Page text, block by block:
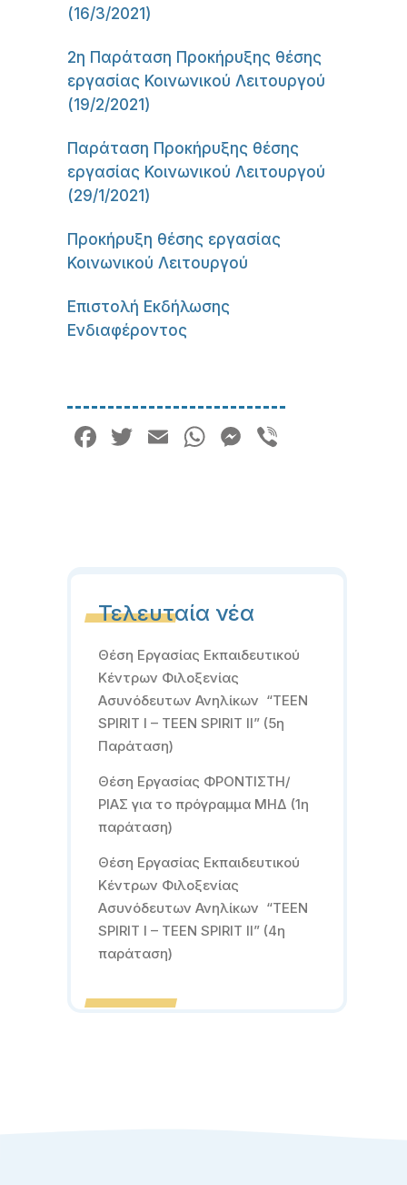
(16/3/2021)
2η Παράταση Προκήρυξης θέσης
εργασίας Κοινωνικού Λειτουργού
(19/2/2021)
Παράταση Προκήρυξης θέσης
εργασίας Κοινωνικού Λειτουργού
(29/1/2021)
Προκήρυξη θέσης εργασίας
Κοινωνικού Λειτουργού
Επιστολή Εκδήλωσης
Ενδιαφέροντος
Facebook
Twitter
EmailWhatsApp
Messenger
Τελευταία νέα
Θέση Εργασίας Εκπαιδευτικού
Κέντρων Φιλοξενίας
Ασυνόδευτων Ανηλίκων “TEEN
SPIRIT I – TEEN SPIRIT II” (5η
Παράταση)
Θέση Εργασίας ΦΡΟΝΤΙΣΤΗ/
ΡΙΑΣ για το πρόγραμμα ΜΗΔ (1η
παράταση)
Θέση Εργασίας Εκπαιδευτικού
Κέντρων Φιλοξενίας
Ασυνόδευτων Ανηλίκων “TEEN
SPIRIT I – TEEN SPIRIT II” (4η
παράταση)